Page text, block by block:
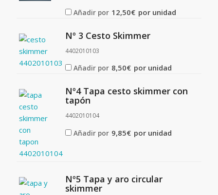
Añadir por 12,50€ por unidad
Nº 3 Cesto Skimmer
4402010103
Añadir por 8,50€ por unidad
Nº4 Tapa cesto skimmer con
tapón
4402010104
Añadir por 9,85€ por unidad
Nº5 Tapa y aro circular
skimmer